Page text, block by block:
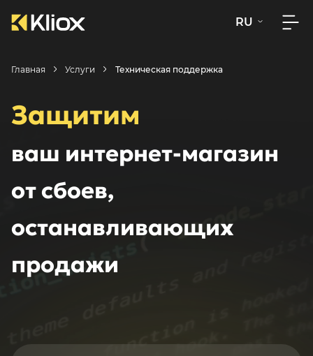
RU
Главная Услуги Техническая поддержка
Защитим
ваш интернет-магазин
от сбоев,
останавливающих
продажи